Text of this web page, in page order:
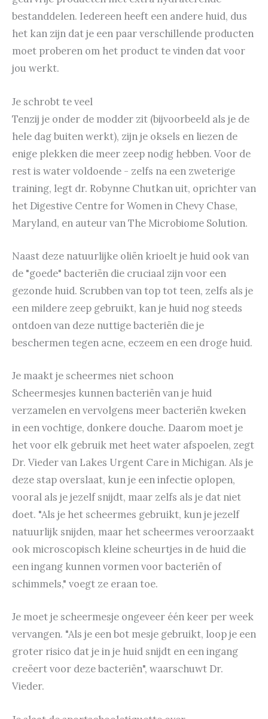
bestanddelen. Iedereen heeft een andere huid, dus
het kan zijn dat je een paar verschillende producten
moet proberen om het product te vinden dat voor
jou werkt.
Je schrobt te veel
Tenzij je onder de modder zit (bijvoorbeeld als je de
hele dag buiten werkt), zijn je oksels en liezen de
enige plekken die meer zeep nodig hebben. Voor de
rest is water voldoende - zelfs na een zweterige
training, legt dr. Robynne Chutkan uit, oprichter van
het Digestive Centre for Women in Chevy Chase,
Maryland, en auteur van The Microbiome Solution.
Naast deze natuurlijke oliën krioelt je huid ook van
de "goede" bacteriën die cruciaal zijn voor een
gezonde huid. Scrubben van top tot teen, zelfs als je
een mildere zeep gebruikt, kan je huid nog steeds
ontdoen van deze nuttige bacteriën die je
beschermen tegen acne, eczeem en een droge huid.
Je maakt je scheermes niet schoon
Scheermesjes kunnen bacteriën van je huid
verzamelen en vervolgens meer bacteriën kweken
in een vochtige, donkere douche. Daarom moet je
het voor elk gebruik met heet water afspoelen, zegt
Dr. Vieder van Lakes Urgent Care in Michigan. Als je
deze stap overslaat, kun je een infectie oplopen,
vooral als je jezelf snijdt, maar zelfs als je dat niet
doet. "Als je het scheermes gebruikt, kun je jezelf
natuurlijk snijden, maar het scheermes veroorzaakt
ook microscopisch kleine scheurtjes in de huid die
een ingang kunnen vormen voor bacteriën of
schimmels," voegt ze eraan toe.
Je moet je scheermesje ongeveer één keer per week
vervangen. "Als je een bot mesje gebruikt, loop je een
groter risico dat je in je huid snijdt en een ingang
creëert voor deze bacteriën", waarschuwt Dr.
Vieder.